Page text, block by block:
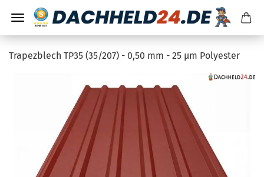
Trapezblech TP35 (35/207) - 0,50 mm - 25 µm Polyester